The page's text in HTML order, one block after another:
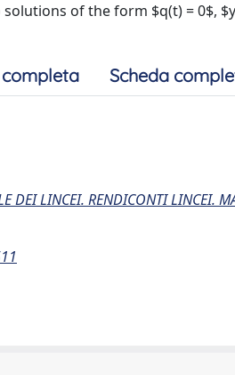
of the form $q(t) = 0$,
Scheda
DEI LINCEI. RENDICONTI LINCEI.